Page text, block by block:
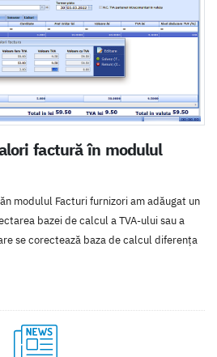
factură în modulul
modulul Facturi furnizori am adăugat un
bazei de calcul a TVA-ului sau a
se corectează baza de calcul diferența